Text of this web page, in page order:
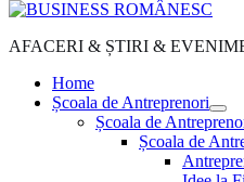
AFACERI & ȘTIRI &
Home
Școala de Antreprenori
Școala de
Școala de